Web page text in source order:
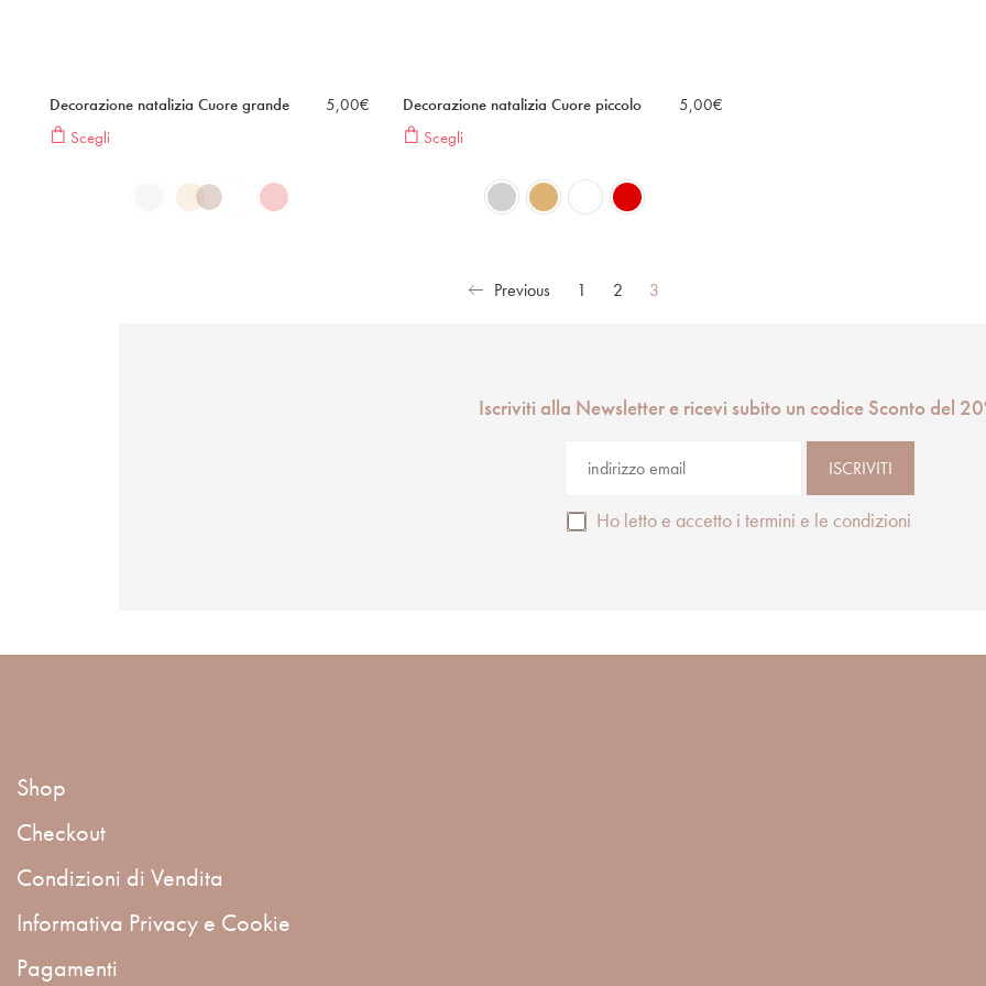
Decorazione natalizia Cuore grande
Scegli
5,00€
Decorazione natalizia Cuore piccolo
Scegli
5,00€
Previous 1 2 3
Iscriviti alla Newsletter e ricevi subito un codice Sconto del
Ho letto e accetto i termini e le condizioni
Shop
Checkout
Condizioni di Vendita
Informativa Privacy e Cookie
Pagamenti